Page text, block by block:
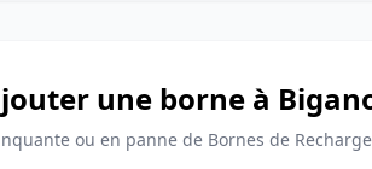
une borne à
ou en panne de Bornes de